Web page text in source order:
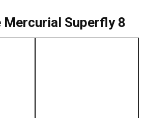
Mercurial Superfly 8